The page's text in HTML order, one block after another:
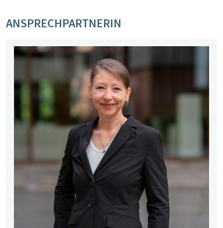
ANSPRECHPARTNERIN